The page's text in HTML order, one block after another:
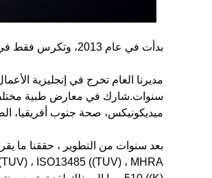
بدأت في عام 2013، وتكرس فقط في مجال الأجهزة الطبية.
سنوات.شارك في معارض طبية مختلفة
ميديكونيكس، صحة جنوب أفريقيا،